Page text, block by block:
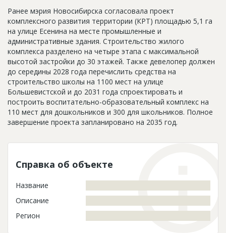
Ранее мэрия Новосибирска согласовала проект
комплексного развития территории (КРТ) площадью 5,1 га
на улице Есенина на месте промышленные и
административные здания. Строительство жилого
комплекса разделено на четыре этапа с максимальной
высотой застройки до 30 этажей. Также девелопер должен
до середины 2028 года перечислить средства на
строительство школы на 1100 мест на улице
Большевистской и до 2031 года спроектировать и
построить воспитательно-образовательный комплекс на
110 мест для дошкольников и 300 для школьников. Полное
завершение проекта запланировано на 2035 год.
Справка об объекте
Название
Описание
Регион